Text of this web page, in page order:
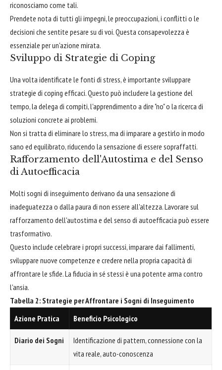
riconosciamo come tali.
Prendete nota di tutti gli impegni, le preoccupazioni, i conflitti o le
decisioni che sentite pesare su di voi. Questa consapevolezza è
essenziale per un'azione mirata.
Sviluppo di Strategie di Coping
Una volta identificate le fonti di stress, è importante sviluppare
strategie di coping efficaci. Questo può includere la gestione del
tempo, la delega di compiti, l'apprendimento a dire "no" o la ricerca di
soluzioni concrete ai problemi.
Non si tratta di eliminare lo stress, ma di imparare a gestirlo in modo
sano ed equilibrato, riducendo la sensazione di essere sopraffatti.
Rafforzamento dell'Autostima e del Senso
di Autoefficacia
Molti sogni di inseguimento derivano da una sensazione di
inadeguatezza o dalla paura di non essere all'altezza. Lavorare sul
rafforzamento dell'autostima e del senso di autoefficacia può essere
trasformativo.
Questo include celebrare i propri successi, imparare dai fallimenti,
sviluppare nuove competenze e credere nella propria capacità di
affrontare le sfide. La fiducia in sé stessi è una potente arma contro
l'ansia.
Tabella 2: Strategie per Affrontare i Sogni di Inseguimento
Azione Pratica
Beneficio Psicologico
Diario dei Sogni
Identificazione di pattern, connessione con la
vita reale, auto-conoscenza